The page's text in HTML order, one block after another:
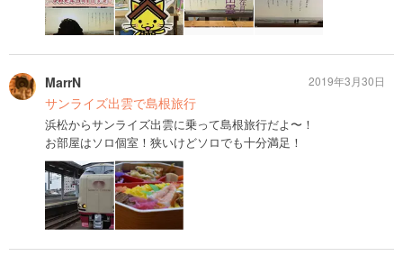
MarrN
サンライズ出雲で島根旅行
浜松からサンライズ出雲に乗って島根旅行だよ〜！
お部屋はソロ個室！狭いけどソロでも十分満足！
2019年3月30日